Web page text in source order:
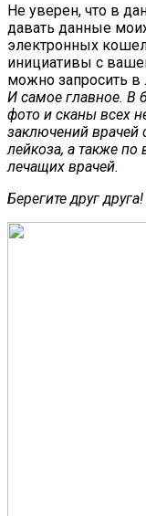
Не уверен, что в
давать данные
электронных
инициативы с
можно запросить
И самое главное. В
фото и сканы всех
заключений врачей
лейкоза, а также
лечащих врачей.
Берегите друг друга!